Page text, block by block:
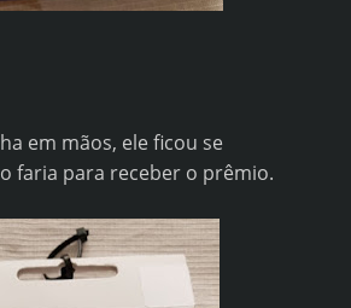
em mãos, ele ficou se
faria para receber o prêmio.